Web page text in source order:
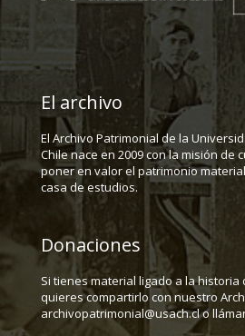
El archivo
El Archivo Patrimonial de la
Chile nace en 2009 con la misión de
poner en valor el patrimonio
casa de estudios.
Donaciones
Si tienes material ligado a la historia
quieres compartirlo con nuestro
archivopatrimonial@usach.cl o